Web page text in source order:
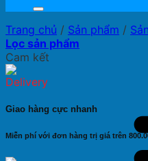
Trang chủ / Sản phẩm /
Lọc sản phẩm
Cam kết
Giao hàng cực nhanh
Miễn phí với đơn hàng trị giá trên